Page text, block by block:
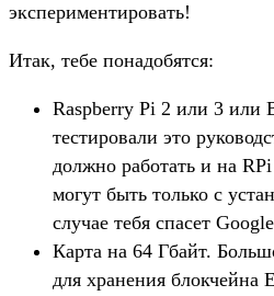
экспериментировать!
Итак, тебе понадобятся:
Raspberry Pi 2 или 3 или
тестировали это
должно работать и на
могут быть только с
случае тебя спасет
Карта на 64 Гбайт.
для хранения блокчейна